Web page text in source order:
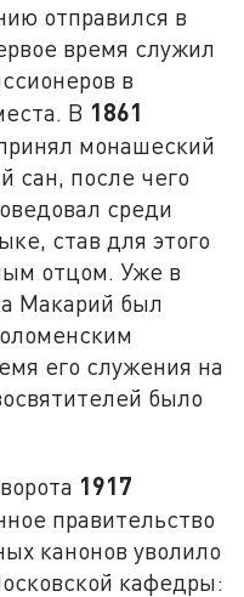
отправился в
время служил
в
В 1861
монашеский
сан, после чего
среди
став для этого
отцом. Уже в
Макарий был
его служения на
было
1917
правительство
канонов уволило
кафедры: